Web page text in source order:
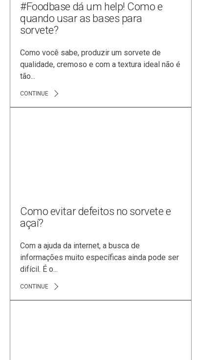
#Foodbase dá um help! Como e
quando usar as bases para
sorvete?
Como você sabe, produzir um sorvete de
qualidade, cremoso e com a textura ideal não é
tão...
CONTINUE
Como evitar defeitos no sorvete e
açaí?
Com a ajuda da internet, a busca de
informações muito específicas ainda pode ser
difícil. É o...
CONTINUE